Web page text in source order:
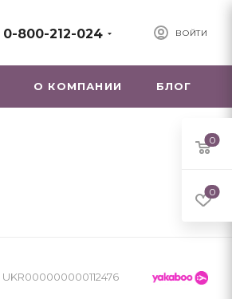
ВОЙТИ
0-800-212-024
О КОМПАНИИ БЛОГ
UKR000000000112476
0
0